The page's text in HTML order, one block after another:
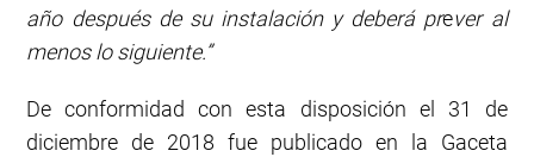
año después de su instalación y deberá prever al
menos lo siguiente.”
De conformidad con esta disposición el 31 de
diciembre de 2018 fue publicado en la Gaceta